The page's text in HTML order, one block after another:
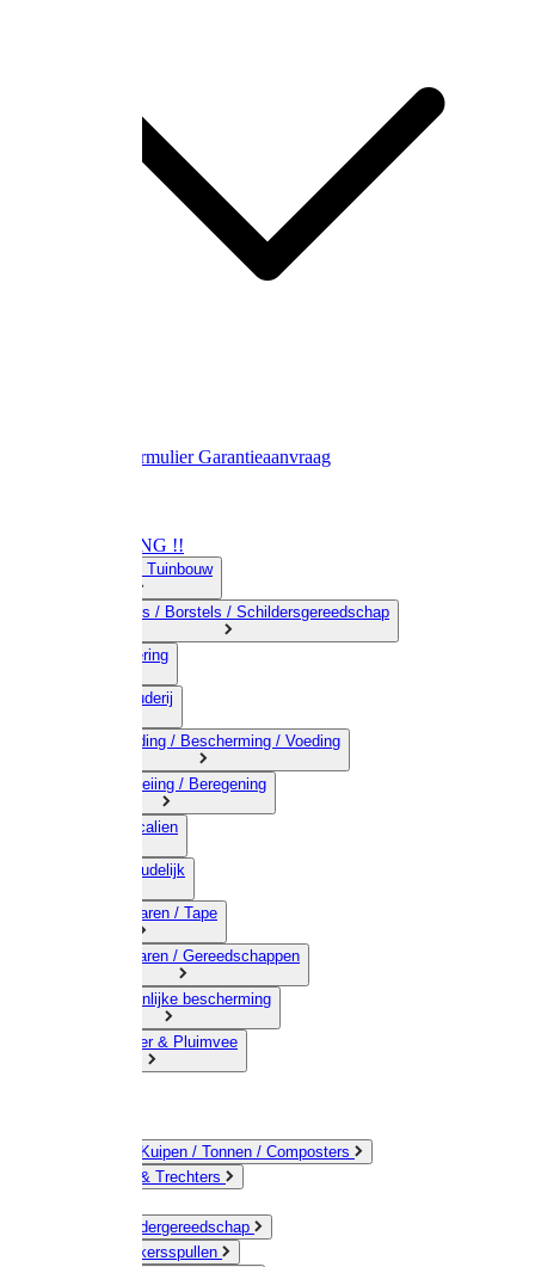
RetourformulierGarantieaanvraag
OPRUIMING !!
01) Land-& Tuinbouw
02) Bezems / Borstels / Schildersgereedschap
03) Afrastering
04) Veehouderij
05) Bestrijding / Bescherming / Voeding
06) Besproeiing / Beregening
07) Chemicalien
08) Huishoudelijk
09) Touwwaren / Tape
10) IJzerwaren / Gereedschappen
11) Persoonlijke bescherming
12) Kleindier & Pluimvee
Emmers / Kuipen / Tonnen / Composters
Jerrycans & Trechters
Hand-/ Kindergereedschap
Stratenmakersspullen